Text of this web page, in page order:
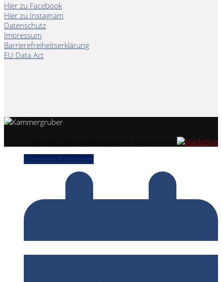
Hier zu Facebook
Hier zu Instagram
Datenschutz
Impressum
Barrierefreiheitserklärung
EU Data Act
Gemerkte Fahrzeuge